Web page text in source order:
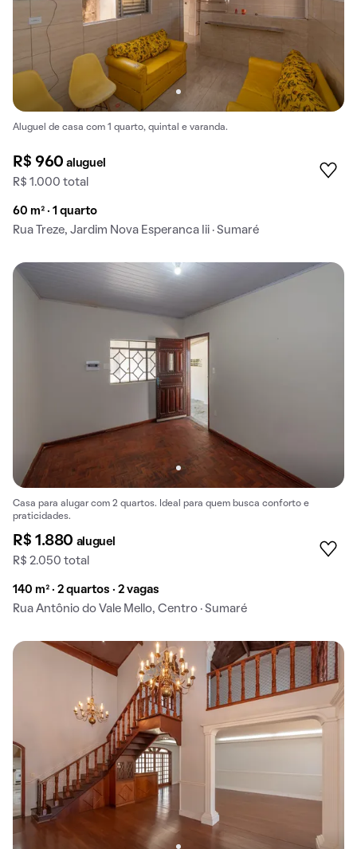
Aluguel de casa com 1 quarto, quintal e varanda.
R$ 960aluguel
R$ 1.000 total
60 m² · 1 quarto
Rua Treze, Jardim Nova Esperanca Iii · Sumaré
Casa para alugar com 2 quartos. Ideal para quem busca conforto e
praticidades.
R$ 1.880 aluguel
R$ 2.050 total
140 m² · 2 quartos · 2 vagas
Rua Antônio do Vale Mello, Centro · Sumaré